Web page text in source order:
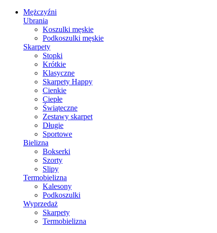
Mężczyźni
Ubrania
Koszulki męskie
Podkoszulki męskie
Skarpety
Stopki
Krótkie
Klasyczne
Skarpety Happy
Cienkie
Ciepłe
Świąteczne
Zestawy skarpet
Długie
Sportowe
Bielizna
Bokserki
Szorty
Slipy
Termobielizna
Kalesony
Podkoszulki
Wyprzedaż
Skarpety
Termobielizna